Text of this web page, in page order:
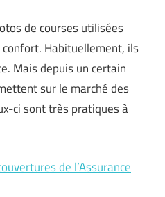
de courses utilisées
Habituellement, ils
Mais depuis un certain
sur le marché des
ci sont très pratiques à
de l’Assurance